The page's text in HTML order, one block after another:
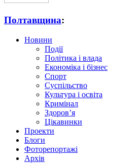
Полтавщина:
Новини
Події
Політика і влада
Економіка і бізнес
Спорт
Суспільство
Культура і освіта
Кримінал
Здоров’я
Цікавинки
Проекти
Блоги
Фоторепортажі
Архів